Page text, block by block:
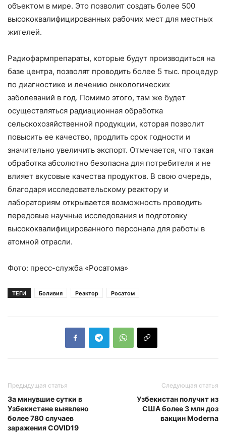
объектом в мире. Это позволит создать более 500
высококвалифицированных рабочих мест для местных
жителей.
Радиофармпрепараты, которые будут производиться на
базе центра, позволят проводить более 5 тыс. процедур
по диагностике и лечению онкологических
заболеваний в год. Помимо этого, там же будет
осуществляться радиационная обработка
сельскохозяйственной продукции, которая позволит
повысить ее качество, продлить срок годности и
значительно увеличить экспорт. Отмечается, что такая
обработка абсолютно безопасна для потребителя и не
влияет вкусовые качества продуктов. В свою очередь,
благодаря исследовательскому реактору и
лабораториям открывается возможность проводить
передовые научные исследования и подготовку
высококвалифицированного персонала для работы в
атомной отрасли.
Фото: пресс-служба «Росатома»
ТЕГИ Боливия Реактор Росатом
Предыдущая статья
За минувшие сутки в
Узбекистане выявлено
более 780 случаев
заражения COVID19
Следующая статья
Узбекистан получит из
США более 3 млн доз
вакцин Moderna